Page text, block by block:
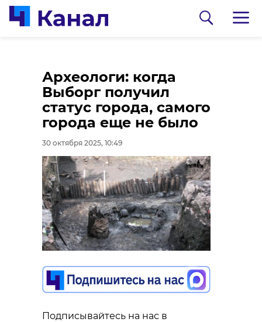
Археологи: когда
Выборг получил
статус города, самого
города еще не было
30 октября 2025, 10:49
Подписывайтесь на нас в
0:00 / 0:00
Пресс-служба ГУ МВД России по г.Санкт-
Петербургу и Ленинградской области
Петербургские
полицейские
помогли беременной
девушке добраться
до роддома
Из леса у поселка
Торковичи вывели
заблудившегося
мужчину
30 октября 2025, 09:58
Подписывайтесь на нас в